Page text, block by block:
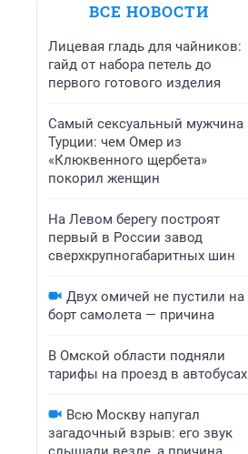
ВСЕ НОВОСТИ
Лицевая гладь для чайников:
гайд от набора петель до
первого готового изделия
Самый сексуальный мужчина
Турции: чем Омер из
«Клюквенного щербета»
покорил женщин
На Левом берегу построят
первый в России завод
сверхкрупногабаритных шин
Двух омичей не пустили на
борт самолета — причина
В Омской области подняли
тарифы на проезд в автобусах
Всю Москву напугал
загадочный взрыв: его звук